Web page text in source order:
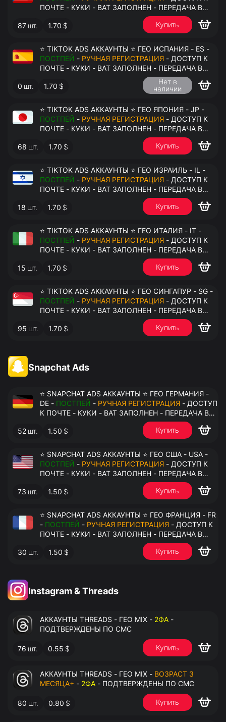
ПОЧТЕ - КУКИ - ВАТ ЗАПОЛНЕН - ПЕРЕДАЧА В
87 шт. 1.70 $ Купить
⭐ TIKTOK ADS АККАУНТЫ ⭐ ГЕО ИСПАНИЯ - ES -
ПОСТПЕЙ - РУЧНАЯ РЕГИСТРАЦИЯ - ДОСТУП К
ПОЧТЕ - КУКИ - ВАТ ЗАПОЛНЕН - ПЕРЕДАЧА В
0 шт. 1.70 $
Нет в
наличии
⭐ TIKTOK ADS АККАУНТЫ ⭐ ГЕО ЯПОНИЯ - JP -
ПОСТПЕЙ - РУЧНАЯ РЕГИСТРАЦИЯ - ДОСТУП К
ПОЧТЕ - КУКИ - ВАТ ЗАПОЛНЕН - ПЕРЕДАЧА В
68 шт. 1.70 $ Купить
⭐ TIKTOK ADS АККАУНТЫ ⭐ ГЕО ИЗРАИЛЬ - IL -
ПОСТПЕЙ - РУЧНАЯ РЕГИСТРАЦИЯ - ДОСТУП К
ПОЧТЕ - КУКИ - ВАТ ЗАПОЛНЕН - ПЕРЕДАЧА В
18 шт. 1.70 $ Купить
⭐ TIKTOK ADS АККАУНТЫ ⭐ ГЕО ИТАЛИЯ - IT -
ПОСТПЕЙ - РУЧНАЯ РЕГИСТРАЦИЯ - ДОСТУП К
ПОЧТЕ - КУКИ - ВАТ ЗАПОЛНЕН - ПЕРЕДАЧА В
15 шт. 1.70 $ Купить
⭐ TIKTOK ADS АККАУНТЫ ⭐ ГЕО СИНГАПУР - SG -
ПОСТПЕЙ - РУЧНАЯ РЕГИСТРАЦИЯ - ДОСТУП К
ПОЧТЕ - КУКИ - ВАТ ЗАПОЛНЕН - ПЕРЕДАЧА В
95 шт. 1.70 $ Купить
Snapchat Ads
⭐ SNAPCHAT ADS АККАУНТЫ ⭐ ГЕО ГЕРМАНИЯ -
DE - ПОСТПЕЙ - РУЧНАЯ РЕГИСТРАЦИЯ - ДОСТУП
К ПОЧТЕ - КУКИ - ВАТ ЗАПОЛНЕН - ПЕРЕДАЧА В
52 шт. 1.50 $ Купить
⭐ SNAPCHAT ADS АККАУНТЫ ⭐ ГЕО США - USA -
ПОСТПЕЙ - РУЧНАЯ РЕГИСТРАЦИЯ - ДОСТУП К
ПОЧТЕ - КУКИ - ВАТ ЗАПОЛНЕН - ПЕРЕДАЧА В
73 шт. 1.50 $ Купить
⭐ SNAPCHAT ADS АККАУНТЫ ⭐ ГЕО ФРАНЦИЯ - FR
- ПОСТПЕЙ - РУЧНАЯ РЕГИСТРАЦИЯ - ДОСТУП К
ПОЧТЕ - КУКИ - ВАТ ЗАПОЛНЕН - ПЕРЕДАЧА В
30 шт. 1.50 $ Купить
Instagram & Threads
АККАУНТЫ THREADS - ГЕО MIX - 2ФА -
ПОДТВЕРЖДЕНЫ ПО СМС
76 шт. 0.55 $ Купить
АККАУНТЫ THREADS - ГЕО MIX - ВОЗРАСТ 3
МЕСЯЦА+ - 2ФА - ПОДТВЕРЖДЕНЫ ПО СМС
80 шт. 0.80 $ Купить